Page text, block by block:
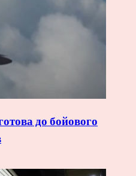
до бойового